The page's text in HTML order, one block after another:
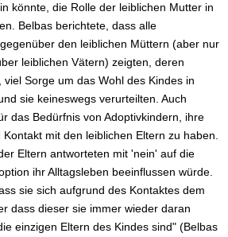
könnte, die Rolle der leiblichen Mutter in
Belbas berichtete, dass alle
den leiblichen Müttern (aber nur
leiblichen Vätern) zeigten, deren
Sorge um das Wohl des Kindes in
sie keineswegs verurteilten. Auch
das Bedürfnis von Adoptivkindern, ihre
mit den leiblichen Eltern zu haben.
Eltern antworteten mit 'nein' auf die
ihr Alltagsleben beeinflussen würde.
sie sich aufgrund des Kontaktes dem
dass dieser sie immer wieder daran
einzigen Eltern des Kindes sind" (Belbas